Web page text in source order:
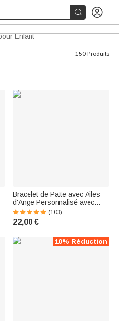
 
Enfant
150 Produits
Bracelet de Patte avec Ailes
d'Ange Personnalisé avec
Nom Gravé Cadeau de
Souvenir pour Amoureux
d'Animal de Compagnie Chien
(103)
22,00 €
10% Réduction